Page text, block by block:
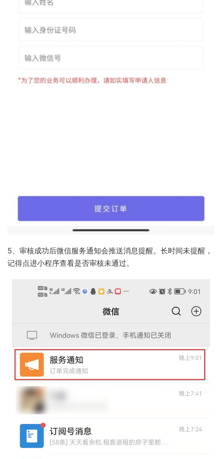
5、审核成功后微信服务通知会推送消息提醒。长时间未提醒，
记得点进小程序查看是否审核未通过。